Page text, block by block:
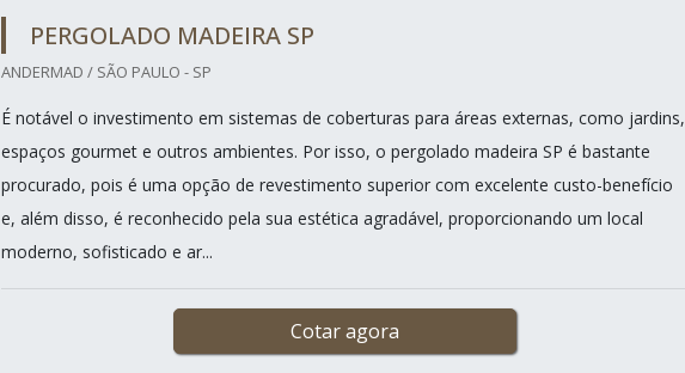
PERGOLADO MADEIRA SP
ANDERMAD / SÃO PAULO - SP
É notável o investimento em sistemas de coberturas para áreas externas, como jardins,
espaços gourmet e outros ambientes. Por isso, o pergolado madeira SP é bastante
procurado, pois é uma opção de revestimento superior com excelente custo-benefício
e, além disso, é reconhecido pela sua estética agradável, proporcionando um local
moderno, sofisticado e ar...
Cotar agora